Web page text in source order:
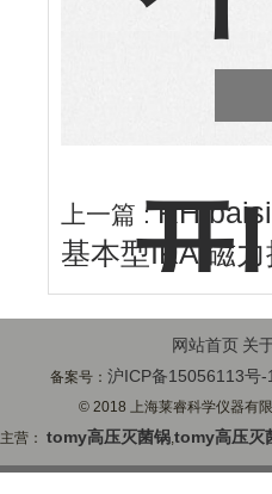
上一篇 :RH
基本型IKA 磁
网站首页 关
备案号：沪ICP备15056113号-
© 2018 上海莱睿科学仪器有
主营：tomy高压灭菌锅,tomy高压灭